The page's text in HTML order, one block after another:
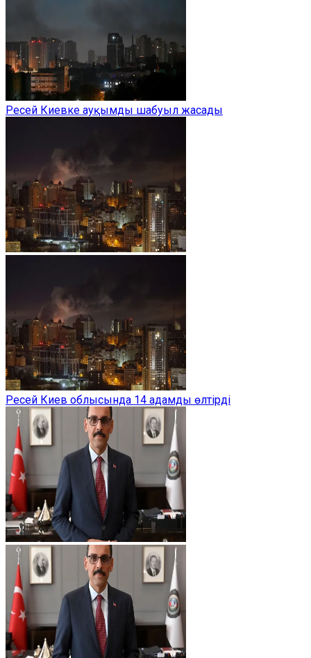
Ресей Киевке ауқымды шабуыл жасады
Ресей Киев облысында 14 адамды өлтірді